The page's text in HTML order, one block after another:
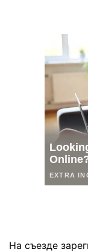
На съезде